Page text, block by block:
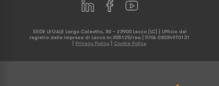
SEDE LEGALE Largo Caleotto, 30 – 23900 Lecco (LC) | Ufficio del
registro delle imprese di Lecco nr.305125/rea | P.IVA 03034970131
Privacy Policy Cookie Policy